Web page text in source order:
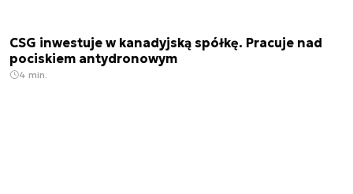
CSG inwestuje w kanadyjską spółkę. Pracuje nad
pociskiem antydronowym
4 min.